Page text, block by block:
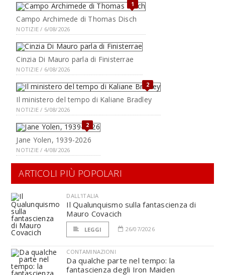
1
Campo Archimede di Thomas Disch
NOTIZIE / 6/08/2026
Cinzia Di Mauro parla di Finisterrae
NOTIZIE / 6/08/2026
2
Il ministero del tempo di Kaliane Bradley
NOTIZIE / 5/08/2026
2
Jane Yolen, 1939-2026
NOTIZIE / 4/08/2026
ARTICOLI PIÙ POPOLARI
DALL'ITALIA
Il Qualunquismo sulla fantascienza di
Mauro Covacich
LEGGI 26/07/2026
CONTAMINAZIONI
Da qualche parte nel tempo: la
fantascienza degli Iron Maiden